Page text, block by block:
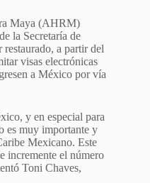
Maya (AHRM)
la Secretaría de
a partir del
visas electrónicas
a México por vía
y en especial para
es muy importante y
Mexicano. Este
incremente el número
Toni Chaves,